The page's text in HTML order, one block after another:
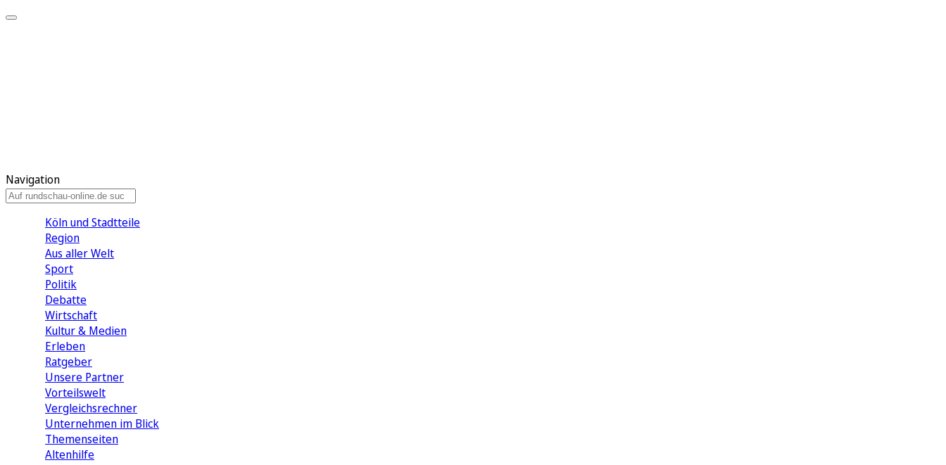
Navigation
Köln und Stadtteile
Region
Aus aller Welt
Sport
Politik
Debatte
Wirtschaft
Kultur & Medien
Erleben
Ratgeber
Unsere Partner
Vorteilswelt
Vergleichsrechner
Unternehmen im Blick
Themenseiten
Altenhilfe